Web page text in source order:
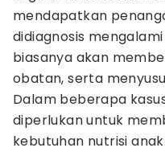
mendapatkan
didiagnosis
biasanya akan
obatan, serta
Dalam beberapa
diperlukan untuk
kebutuhan nutrisi anak.